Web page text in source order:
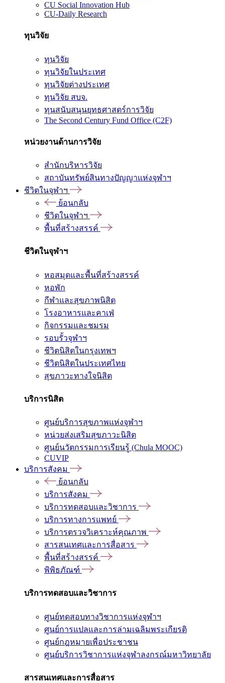
CU Social Innovation Hub
CU-Daily Research
ทุนวิจัย
ทุนวิจัย
ทุนวิจัยในประเทศ
ทุนวิจัยต่างประเทศ
ทุนวิจัย สบจ.
ทุนสนับสนุนยุทธศาสตร์การวิจัย
The Second Century Fund Office (C2F)
หน่วยงานด้านการวิจัย
สำนักบริหารวิจัย
สถาบันทรัพย์สินทางปัญญาแห่งจุฬาฯ
ชีวิตในจุฬาฯ
ย้อนกลับ
ชีวิตในจุฬาฯ
พื้นที่สร้างสรรค์
ชีวิตในจุฬาฯ
หอสมุดและพื้นที่สร้างสรรค์
หอพัก
กีฬาและสุขภาพนิสิต
โรงอาหารและคาเฟ่
กิจกรรมและชมรม
รอบรั้วจุฬาฯ
ชีวิตนิสิตในกรุงเทพฯ
ชีวิตนิสิตในประเทศไทย
สุขภาวะทางใจนิสิต
บริการนิสิต
ศูนย์บริการสุขภาพแห่งจุฬาฯ
หน่วยส่งเสริมสุขภาวะนิสิต
ศูนย์นวัตกรรมการเรียนรู้ (Chula MOOC)
CUVIP
บริการสังคม
ย้อนกลับ
บริการสังคม
บริการทดสอบและวิชาการ
บริการทางการแพทย์
บริการตรวจวิเคราะห์คุณภาพ
สารสนเทศและการสื่อสาร
พื้นที่สร้างสรรค์
พิพิธภัณฑ์
บริการทดสอบและวิชาการ
ศูนย์ทดสอบทางวิชาการแห่งจุฬาฯ
ศูนย์การแปลและการล่ามเฉลิมพระเกียรติ
ศูนย์กฎหมายเพื่อประชาชน
ศูนย์บริการวิชาการแห่งจุฬาลงกรณ์มหาวิทยาลัย
สารสนเทศและการสื่อสาร